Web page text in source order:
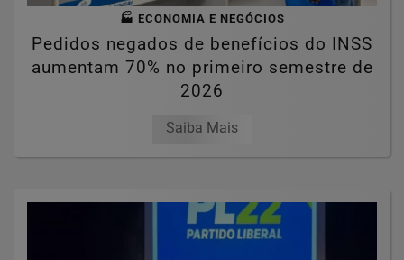
🏭 ECONOMIA E NEGÓCIOS
Pedidos negados de benefícios do INSS
aumentam 70% no primeiro semestre de
2026
Saiba Mais